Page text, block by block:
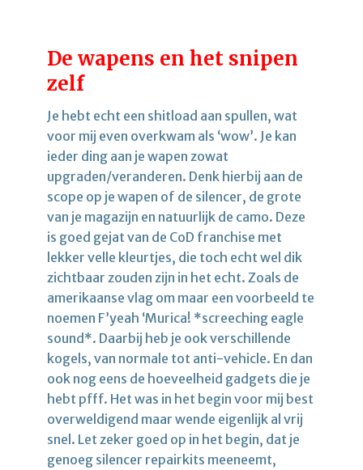
De wapens en het snipen
zelf
Je hebt echt een shitload aan spullen, wat
voor mij even overkwam als ‘wow’. Je kan
ieder ding aan je wapen zowat
upgraden/veranderen. Denk hierbij aan de
scope op je wapen of de silencer, de grote
van je magazijn en natuurlijk de camo. Deze
is goed gejat van de CoD franchise met
lekker velle kleurtjes, die toch echt wel dik
zichtbaar zouden zijn in het echt. Zoals de
amerikaanse vlag om maar een voorbeeld te
noemen F’yeah ‘Murica! *screeching eagle
sound*. Daarbij heb je ook verschillende
kogels, van normale tot anti-vehicle. En dan
ook nog eens de hoeveelheid gadgets die je
hebt pfff. Het was in het begin voor mij best
overweldigend maar wende eigenlijk al vrij
snel. Let zeker goed op in het begin, dat je
genoeg silencer repairkits meeneemt,